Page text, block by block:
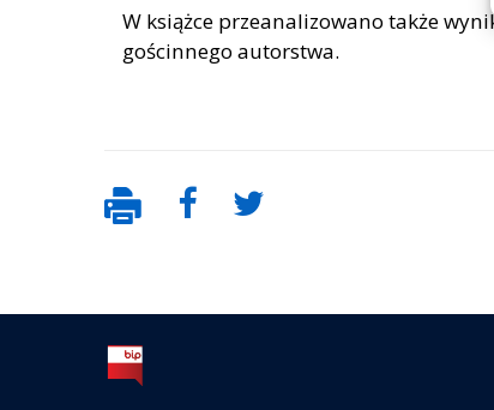
W książce przeanalizowano także
gościnnego autorstwa.